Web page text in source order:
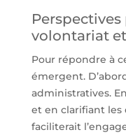
volontariat
Pour répondre à
émergent.
administratives.
et en clarifiant les
faciliterait